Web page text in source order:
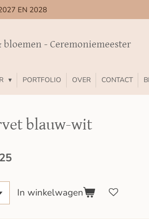
EN 2028
- Ceremoniemeester
PORTFOLIO OVER CONTACT
blauw-wit
In winkelwagen